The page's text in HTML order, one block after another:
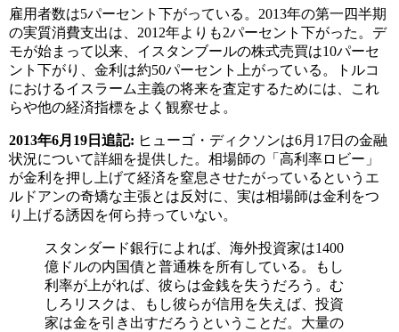
雇用者数は5パーセント下がっている。2013年の第一四半期
の実質消費支出は、2012年よりも2パーセント下がった。デ
モが始まって以来、イスタンブールの株式売買は10パーセ
ント下がり、金利は約50パーセント上がっている。トルコ
におけるイスラーム主義の将来を査定するためには、これ
らや他の経済指標をよく観察せよ。
2013年6月19日追記: ヒューゴ・ディクソンは6月17日の金融
状況について詳細を提供した。相場師の「高利率ロビー」
が金利を押し上げて経済を窒息させたがっているというエ
ルドアンの奇矯な主張とは反対に、実は相場師は金利をつ
り上げる誘因を何ら持っていない。
スタンダード銀行によれば、海外投資家は1400
億ドルの内国債と普通株を所有している。もし
利率が上がれば、彼らは金銭を失うだろう。む
しろリスクは、もし彼らが信用を失えば、投資
家は金を引き出すだろうということだ。大量の